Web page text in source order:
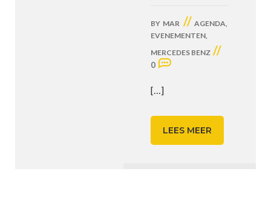
BY MAR // AGENDA,
EVENEMENTEN,
MERCEDES BENZ //
0
[…]
LEES MEER